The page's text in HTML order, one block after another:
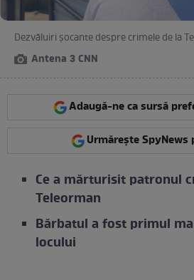
Dezvăluiri șocante despre crimele de la
Antena 3 CNN
Adaugă-ne ca sursă
Urmărește SpyNews
Ce a mărturisit patronul
Teleorman
Bărbatul a fost primul
locului